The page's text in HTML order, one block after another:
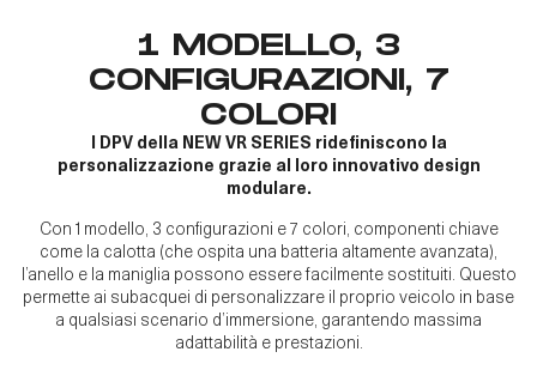
1 MODELLO, 3
CONFIGURAZIONI, 7
COLORI
I DPV della NEW VR SERIES ridefiniscono la
personalizzazione grazie al loro innovativo design
modulare.
Con 1 modello, 3 configurazioni e 7 colori, componenti chiave
come la calotta (che ospita una batteria altamente avanzata),
l’anello e la maniglia possono essere facilmente sostituiti. Questo
permette ai subacquei di personalizzare il proprio veicolo in base
a qualsiasi scenario d’immersione, garantendo massima
adattabilità e prestazioni.